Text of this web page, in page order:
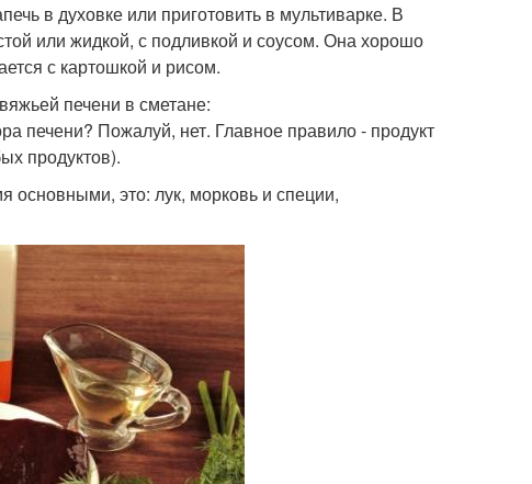
в духовке или приготовить в мультиварке. В
или жидкой, с подливкой и соусом. Она хорошо
с картошкой и рисом.
печени в сметане:
печени? Пожалуй, нет. Главное правило - продукт
продуктов).
основными, это: лук, морковь и специи,